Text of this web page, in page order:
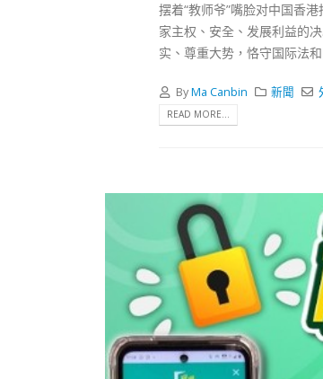
摆着“教师爷”嘴脸对中国香
家主权、安全、发展利益的
实、尊重大势，恪守国际法
ByMa Canbin 新聞
READ MORE...